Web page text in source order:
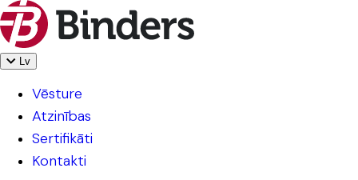
Lv
Vēsture
Atzinības
Sertifikāti
Kontakti